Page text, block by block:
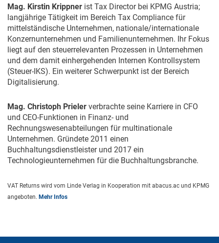
Mag. Kirstin Krippner ist Tax Director bei KPMG Austria;
langjährige Tätigkeit im Bereich Tax Compliance für
mittelständische Unternehmen, nationale/internationale
Konzernunternehmen und Familienunternehmen. Ihr Fokus
liegt auf den steuerrelevanten Prozessen in Unternehmen
und dem damit einhergehenden Internen Kontrollsystem
(Steuer-IKS). Ein weiterer Schwerpunkt ist der Bereich
Digitalisierung.
Mag. Christoph Prieler verbrachte seine Karriere in CFO
und CEO-Funktionen in Finanz- und
Rechnungswesenabteilungen für multinationale
Unternehmen. Gründete 2011 einen
Buchhaltungsdienstleister und 2017 ein
Technologieunternehmen für die Buchhaltungsbranche.
VAT Returns wird vom Linde Verlag in Kooperation mit abacus.ac und KPMG
angeboten. Mehr Infos